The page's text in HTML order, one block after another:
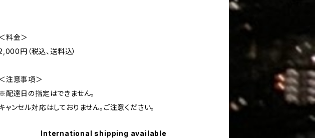
料金＞
円（税込、送料込）
注意事項＞
※配達日の指定はできません。
ャンセル対応はしておりません。ご注意ください。
International shipping available